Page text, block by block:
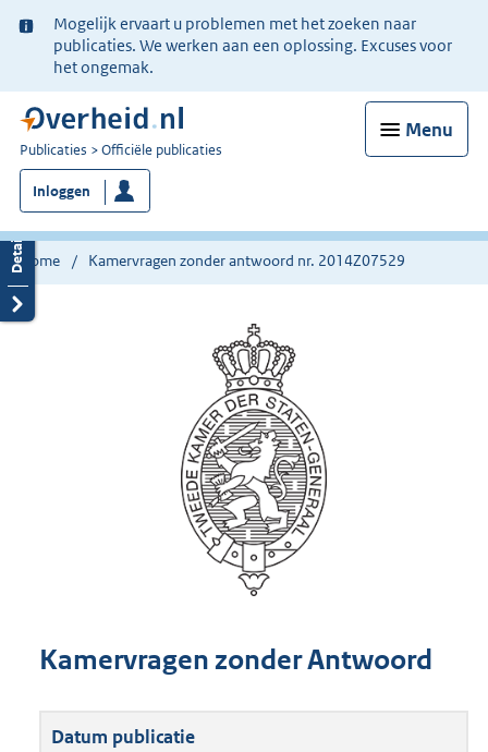
Ter
informatie:
Mogelijk ervaart u problemen met het zoeken naar
publicaties. We werken aan een oplossing. Excuses voor
het ongemak.
Menu
U
bent
nu
hier:
Publicaties Officiële publicaties
Inloggen
Home Kamervragen zonder antwoord nr. 2014Z07529
Kamervragen zonder Antwoord